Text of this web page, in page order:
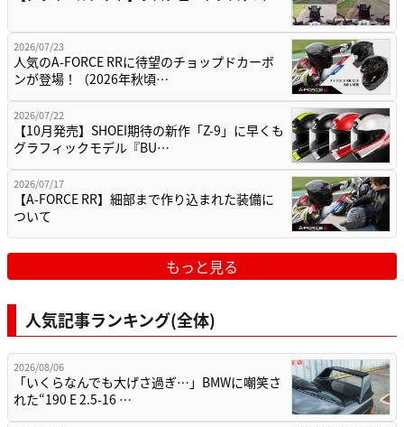
2026/07/23
人気のA-FORCE RRに待望のチョップドカーボ
ンが登場！（2026年秋頃…
2026/07/22
【10月発売】SHOEI期待の新作「Z-9」に早くも
グラフィックモデル『BU…
2026/07/17
【A-FORCE RR】細部まで作り込まれた装備に
ついて
もっと見る
人気記事ランキング(全体)
2026/08/06
「いくらなんでも大げさ過ぎ…」BMWに嘲笑さ
れた“190 E 2.5-16 …